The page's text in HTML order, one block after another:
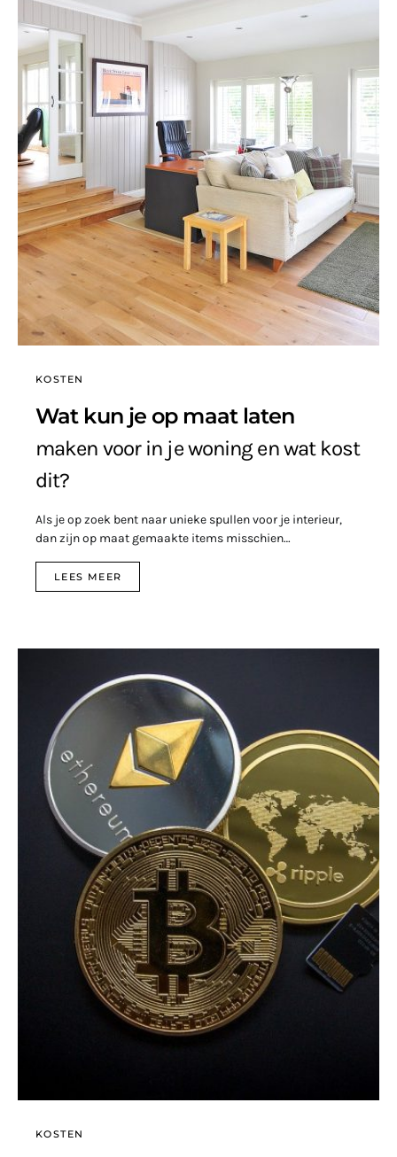
KOSTEN
Wat kun je op maat laten
maken voor in je woning en wat kost
dit?
Als je op zoek bent naar unieke spullen voor je interieur,
dan zijn op maat gemaakte items misschien…
LEES MEER
KOSTEN